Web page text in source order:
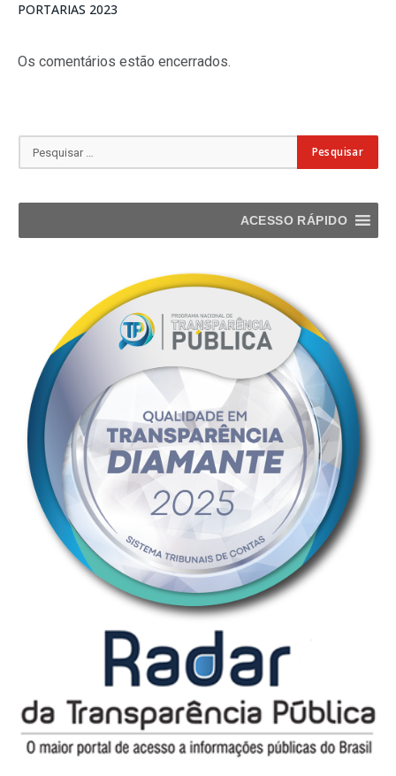
PORTARIAS 2023
Os comentários estão encerrados.
ACESSO RÁPIDO